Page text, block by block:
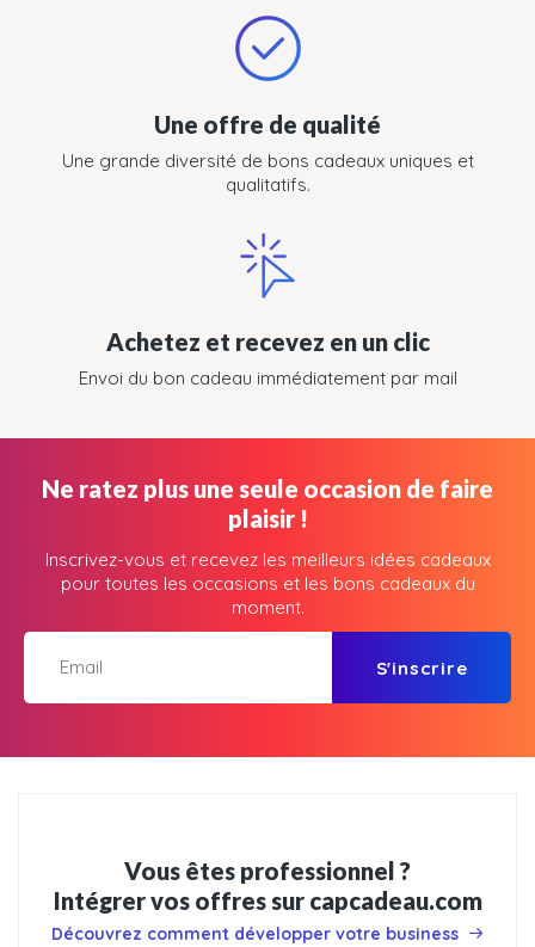
Une offre de qualité
Une grande diversité de bons cadeaux uniques et
qualitatifs.
Achetez et recevez en un clic
Envoi du bon cadeau immédiatement par mail
Ne ratez plus une seule occasion de faire
plaisir !
Inscrivez-vous et recevez les meilleurs idées cadeaux
pour toutes les occasions et les bons cadeaux du
moment.
S'inscrire
Vous êtes professionnel ?
Intégrer vos offres sur capcadeau.com
Découvrez comment développer votre business